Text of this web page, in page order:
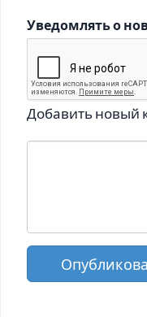
Уведомлять о
Добавить новый